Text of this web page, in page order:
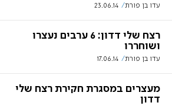
עדו בן פורת 23.06.14
רצח שלי דדון: 6 ערבים נעצרו
ושוחררו
עדו בן פורת 17.06.14
מעצרים במסגרת חקירת רצח שלי
דדון